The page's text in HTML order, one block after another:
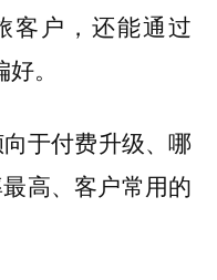
客户，还能通过
。
于付费升级、哪
高、客户常用的